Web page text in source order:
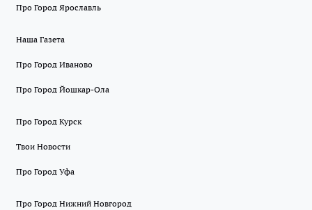
Про Город Ярославль
Наша Газета
Про Город Иваново
Про Город Йошкар-Ола
Про Город Курск
Твои Новости
Про Город Уфа
Про Город Нижний Новгород